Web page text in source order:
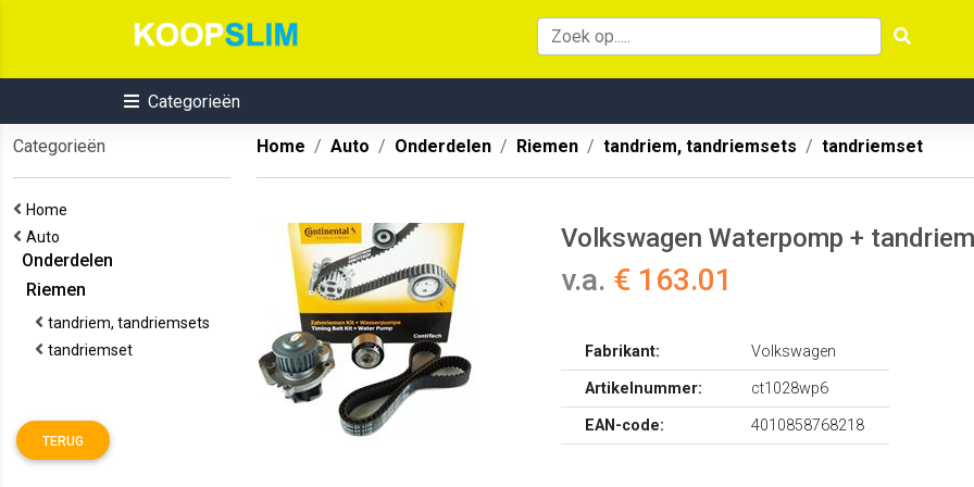
Categorieën
Categorieën
Home
Auto
Onderdelen
Riemen
tandriem, tandriemsets
tandriemset
TERUG
Home Auto Onderdelen Riemen tandriem, tandriemsets tandriemset
Volkswagen Waterpomp +
v.a. € 163.01
Fabrikant:
Volkswagen
Artikelnummer:
ct1028wp6
EAN-code:
4010858768218